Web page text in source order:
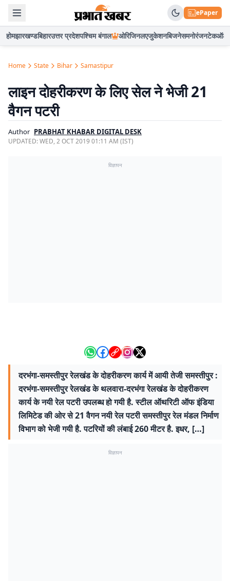
ePaper
होमझारखण्डबिहारउत्तर प्रदेशपश्चिम बंगाल ओरिजिनलएजुकेशनबिजनेसमनोरंजनटेकऑटो
Home State Bihar Samastipur
लाइन दोहरीकरण के लिए सेल ने भेजी 21
वैगन पटरी
Author PRABHAT KHABAR DIGITAL DESK
UPDATED:WED, 2 OCT 2019 01:11 AM (IST)
विज्ञापन
दरभंगा-समस्तीपुर रेलखंड के दोहरीकरण कार्य में आयी तेजी समस्तीपुर :
दरभंगा-समस्तीपुर रेलखंड के थलवारा-दरभंगा रेलखंड के दोहरीकरण
कार्य के नयी रेल पटरी उपलब्ध हो गयी है. स्टील ऑथरिटी ऑफ इंडिया
लिमिटेड की ओर से 21 वैगन नयी रेल पटरी समस्तीपुर रेल मंडल निर्माण
विभाग को भेजी गयी है. पटरियों की लंबाई 260 मीटर है. इधर, […]
विज्ञापन